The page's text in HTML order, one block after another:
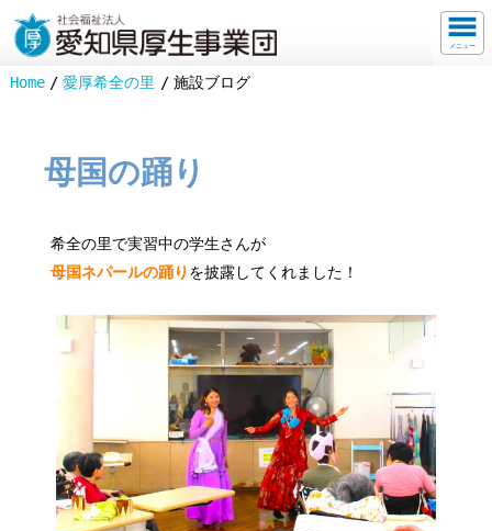
メニュー
Home 愛厚希全の里 施設ブログ
母国の踊り
希全の里で実習中の学生さんが
母国ネパールの踊り を披露してくれました！